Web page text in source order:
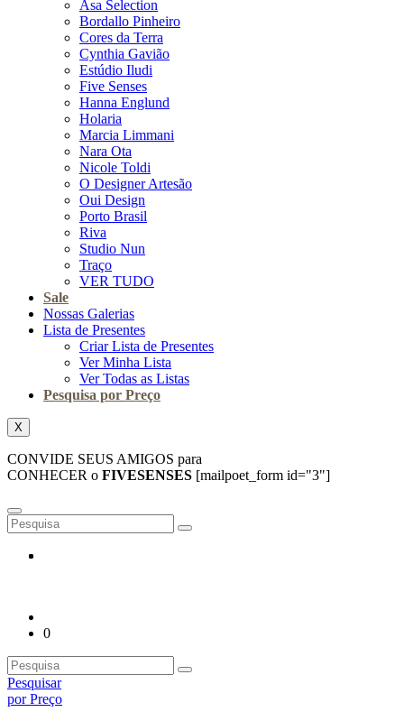
Asa Selection
Bordallo Pinheiro
Cores da Terra
Cynthia Gavião
Estúdio Iludi
Five Senses
Hanna Englund
Holaria
Marcia Limmani
Nara Ota
Nicole Toldi
O Designer Artesão
Oui Design
Porto Brasil
Riva
Studio Nun
Traço
VER TUDO
Sale
Nossas Galerias
Lista de Presentes
Criar Lista de Presentes
Ver Minha Lista
Ver Todas as Listas
Pesquisa por Preço
X
CONVIDE SEUS AMIGOS para
CONHECER o FIVESENSES [mailpoet_form id="3"]
0
Pesquisar
por Preço